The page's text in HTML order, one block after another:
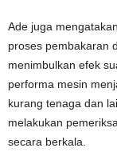
Ade juga
proses pembakaran
menimbulkan efek
performa mesin
kurang tenaga dan
melakukan
secara berkala.